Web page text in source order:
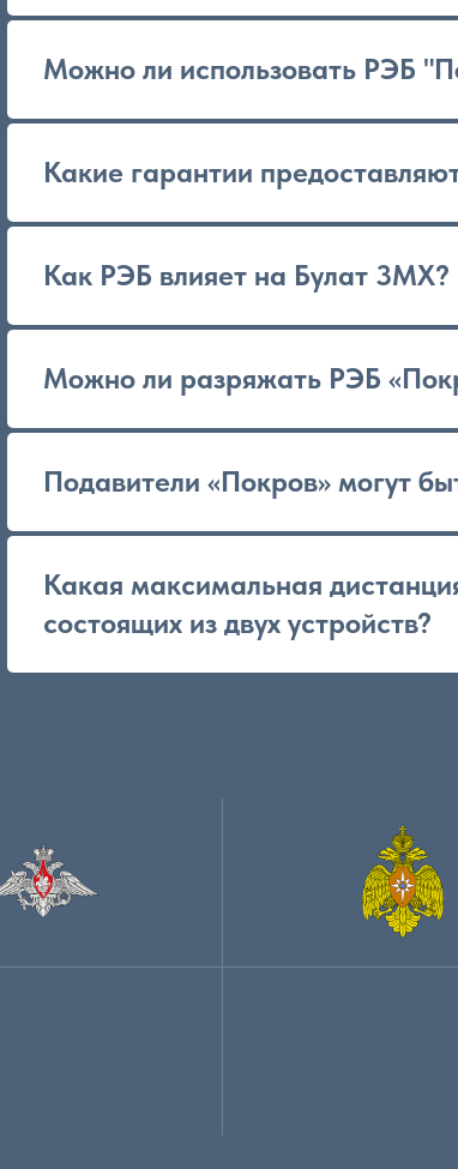
Можно ли использовать РЭБ
Какие гарантии
Как РЭБ влияет на Булат 3МХ?
Можно ли разряжать РЭБ
Подавители «Покров» могут
Какая максимальная
состоящих из двух устройств?